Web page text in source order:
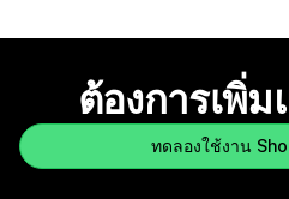
ต้องการเพิ่
ทดลองใช้งาน